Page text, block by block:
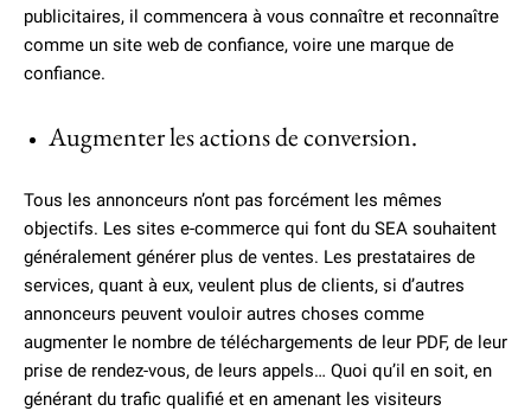
publicitaires, il commencera à vous connaître et reconnaître
comme un site web de confiance, voire une marque de
confiance.
Augmenter les actions de conversion.
Tous les annonceurs n’ont pas forcément les mêmes
objectifs. Les sites e-commerce qui font du SEA souhaitent
généralement générer plus de ventes. Les prestataires de
services, quant à eux, veulent plus de clients, si d’autres
annonceurs peuvent vouloir autres choses comme
augmenter le nombre de téléchargements de leur PDF, de leur
prise de rendez-vous, de leurs appels… Quoi qu’il en soit, en
générant du trafic qualifié et en amenant les visiteurs